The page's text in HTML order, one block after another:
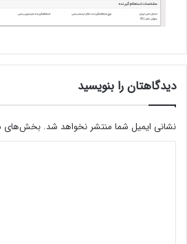
دیدگاهتان را بنویسید
نشانی ایمیل شما منتشر نخواهد شد. بخش‌های